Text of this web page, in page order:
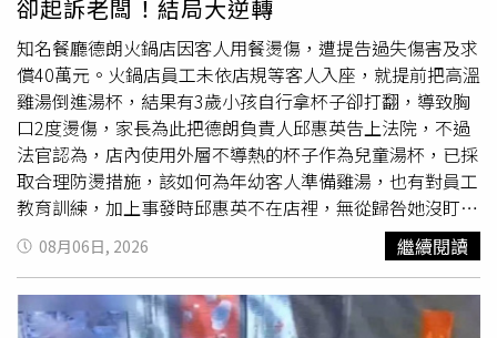
牙醫的筆電。一審判決馬姓牙醫無罪，檢方上訴仍主張馬姓
牙醫對離職經理挾怨報復，不過高院法官認定誣告罪的積極
證據不足，連無罪理由都引用一審馬姓牙醫和診所人資的供
述，駁回檢方上訴。馬姓牙醫一、二審都沒請律師仍獲判勝
訴，依照速審法，幾乎可說無罪確定。至於馬姓牙醫與林姓
女子的勞資官司較早落幕，林姓女子提告要求給付加班費2
萬5以及開立非自願離職證明書，但新北地院發現她退群對
話中提及「直接先請你們開除我」、「記得將我所有的權限
剔除」，因此認定她已表達不再繼續工作並終止勞動契約，
屬於自願離職；加班費部分則因為林姓女子主動撤回請求，
所以馬姓牙醫也不用付，一審判決林姓女子敗訴後，她沒提
上訴，全案已確定。
大偉以「黑夜奇俠」為名上Threads公布黃仁勳身分證字號
第一個英文字母以及後面4個號碼，其餘部分馬賽克，王大
偉當時發文：「他（黃仁勳）和父親的戶籍都是在台北市，
既然是A開頭就應該不算是台南出生的吧，如果只有母親是
台南人就算台南人的話，那我也算是台南人了。」檢察官揪
出王大偉與黃柏崴之後，深入了解個資來源，他們在2023
年3月得知「BreachForums」等駭客論壇非法兜售台灣人
的戶籍資料、勞健保資訊，由黃柏崴花費5000顆泰達幣
（時價約15萬元台幣）買檔案，包括我國2812萬勞健保資
料、2018年之前共2357萬筆戶籍資料。王大偉對黃仁勳下
手，黃柏崴則對苗博雅開刀，利用臉書帳號「Cao Nima」
去苗博雅臉書公布她的出生年月日、身分證字號、地址，並
卻起訴老闆！結局大逆轉
知名餐廳德朗火鍋店因客人用餐燙傷，遭提告過失傷害及求
償40萬元。火鍋店員工未依店規等客人入座，就提前把高溫
雞湯倒進湯杯，結果有3歲小孩自行拿杯子卻打翻，導致胸
口2度燙傷，家長為此把德朗負責人邱惠英告上法院，不過
法官認為，店內使用外層不導熱的杯子作為兒童湯杯，已採
取合理防燙措施，該如何為年幼客人準備雞湯，也有對員工
教育訓練，加上事發時邱惠英不在店裡，無從歸咎她沒盯好
店員，因此判無罪，連帶駁回民事附帶損害賠償。德朗火鍋
2018年、2019年曾獲得米其林推薦，以法式滴鑽澄清雞湯
聞名，標榜使用法式料理頂級湯品製成火鍋湯底，顧客一入
座，店員就在杯中倒雞湯「以湯代茶」，可預先感受湯鍋鮮
08月06日, 2026 繼續閱讀